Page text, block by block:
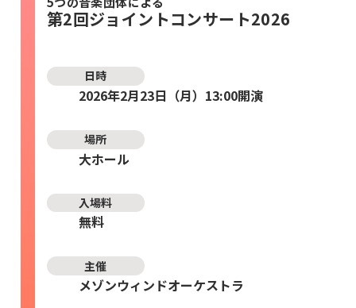
第2回ジョイントコンサート2026
日時
2026年2月23日（月）13:00開演
場所
大ホール
入場料
無料
主催
メゾンウィンドオーケストラ